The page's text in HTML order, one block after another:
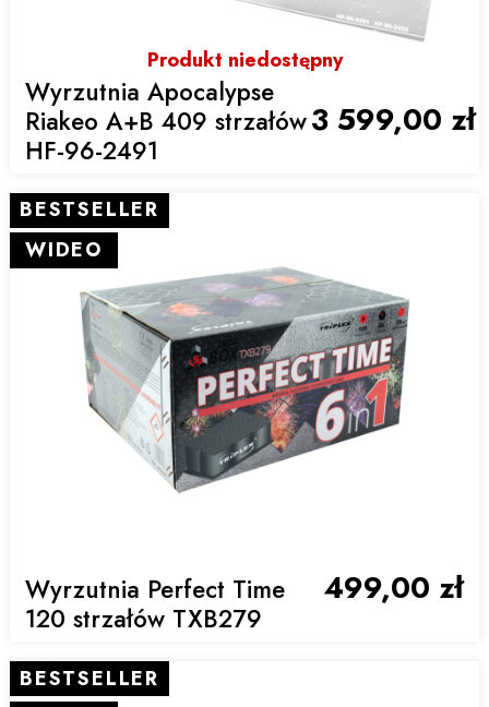
Produkt niedostępny
Wyrzutnia Apocalypse
Riakeo A+B 409 strzałów
HF-96-2491
3 599,00 zł
Wyrzutnia Perfect Time
120 strzałów TXB279
499,00 zł
BESTSELLER
WIDEO
BESTSELLER